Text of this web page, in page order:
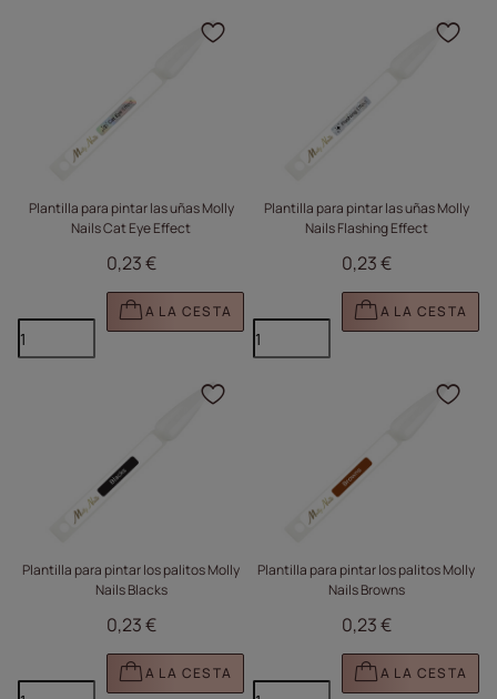
Plantilla para pintar las uñas Molly
Nails Cat Eye Effect
0,23 €
A LA CESTA
Haga clic para añadir
Plantilla para pintar las uñas Molly
Nails Flashing Effect
0,23 €
A LA CESTA
Plantilla para pintar los palitos Molly
Nails Blacks
0,23 €
A LA CESTA
Haga clic para añadir
Plantilla para pintar los palitos Molly
Nails Browns
0,23 €
A LA CESTA